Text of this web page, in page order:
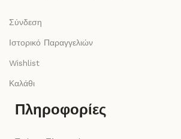
Σύνδεση
Ιστορικό Παραγγελιών
Wishlist
Καλάθι
Πληροφορίες